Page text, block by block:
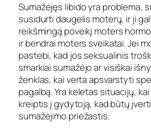
Sumažėjęs libido yra problema,
susidurti daugelis moterų, ir ji
reikšmingą poveikį moters
ir bendrai moters sveikatai. Jei
pastebi, kad jos seksualinis
smarkiai sumažėjo ar visiškai
ženklas, kai verta apsvarstyti
pagalbą. Yra keletas situacijų,
kreiptis į gydytoją, kad būtų
sumažėjimo priežastis.